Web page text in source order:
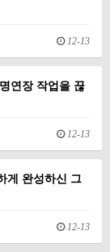
12-13
연장 작업을 끊
12-13
게 완성하신 그
12-13